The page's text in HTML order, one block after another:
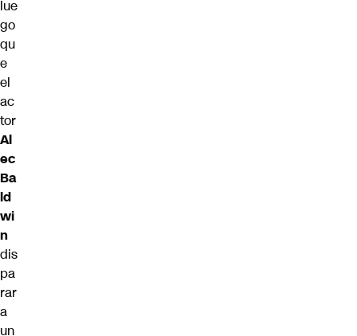
lue
go
qu
e
el
ac
tor
Al
ec
Ba
ld
wi
n
dis
pa
rar
a
un